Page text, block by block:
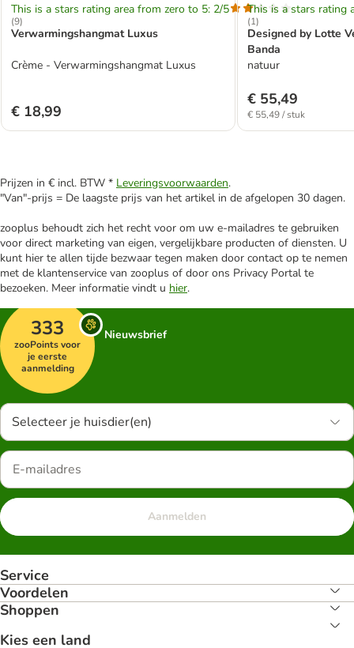
This is a stars rating area from zero to 5: 2/5
(9)
Verwarmingshangmat Luxus
Crème - Verwarmingshangmat Luxus
€ 18,99
This is a stars rating
(1)
Designed by Lotte
Banda
natuur
€ 55,49
€ 55,49 / stuk
Prijzen in € incl. BTW * Leveringsvoorwaarden.
"Van"-prijs = De laagste prijs van het artikel in de afgelopen 30 dagen.
zooplus behoudt zich het recht voor om uw e-mailadres te gebruiken
voor direct marketing van eigen, vergelijkbare producten of diensten. U
kunt hier te allen tijde bezwaar tegen maken door contact op te nemen
met de klantenservice van zooplus of door ons Privacy Portal te
bezoeken. Meer informatie vindt u hier.
333
zooPoints voor
je eerste
aanmelding
Nieuwsbrief
Selecteer je huisdier(en)
Aanmelden
Service
Voordelen
Shoppen
Kies een land